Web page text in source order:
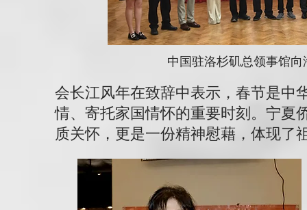
中国驻洛杉矶总领事馆
会长江风年在致辞中表示，春节是中
情、寄托家国情怀的重要时刻。宁夏
质关怀，更是一份精神慰藉，体现了